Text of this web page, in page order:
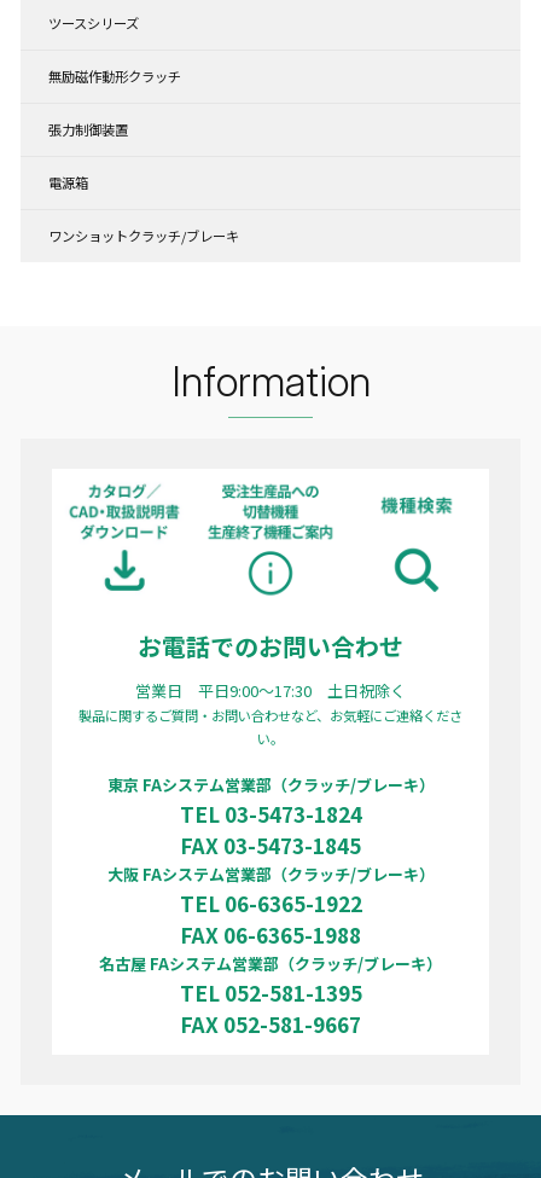
ツースシリーズ
無励磁作動形クラッチ
張力制御装置
電源箱
ワンショットクラッチ/ブレーキ
Information
お電話でのお問い合わせ
営業日 平日9:00〜17:30 土日祝除く
製品に関するご質問・お問い合わせなど、お気軽にご連絡くださ
い。
東京 FAシステム営業部（クラッチ/ブレーキ）
TEL 03-5473-1824
FAX 03-5473-1845
大阪 FAシステム営業部（クラッチ/ブレーキ）
TEL 06-6365-1922
FAX 06-6365-1988
名古屋 FAシステム営業部（クラッチ/ブレーキ）
TEL 052-581-1395
FAX 052-581-9667